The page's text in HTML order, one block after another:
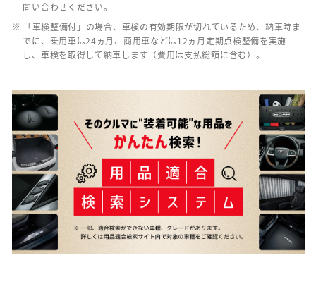
問い合わせください。
※ 「車検整備付」の場合、車検の有効期限が切れているため、納車時ま
でに、乗用車は24ヵ月、商用車などは12ヵ月定期点検整備を実施
し、車検を取得して納車します（費用は支払総額に含む）。